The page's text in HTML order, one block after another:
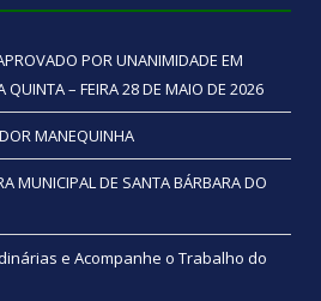
POR UNANIMIDADE EM
QUINTA – FEIRA 28 DE MAIO DE 2026
MANEQUINHA
MUNICIPAL DE SANTA BÁRBARA DO
e Acompanhe o Trabalho do